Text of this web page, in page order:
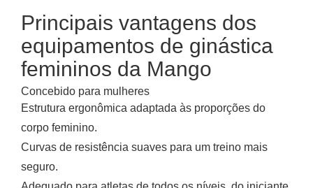
Principais vantagens dos
equipamentos de ginástica
femininos da Mango
Concebido para mulheres
Estrutura ergonômica adaptada às proporções do
corpo feminino.
Curvas de resistência suaves para um treino mais
seguro.